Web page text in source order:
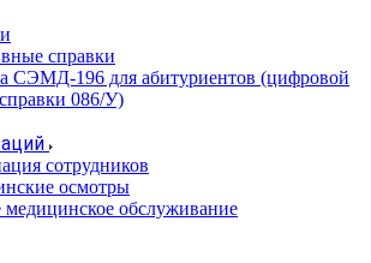
справки
СЭМД‑196 для абитуриентов (цифровой
086/У)
сотрудников
осмотры
обслуживание